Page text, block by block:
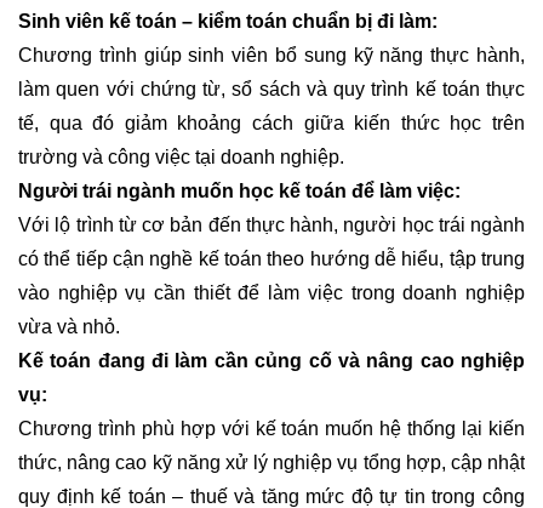
Sinh viên kế toán – kiểm toán chuẩn bị đi làm:
Chương trình giúp sinh viên bổ sung kỹ năng thực hành,
làm quen với chứng từ, sổ sách và quy trình kế toán thực
tế, qua đó giảm khoảng cách giữa kiến thức học trên
trường và công việc tại doanh nghiệp.
Người trái ngành muốn học kế toán để làm việc:
Với lộ trình từ cơ bản đến thực hành, người học trái ngành
có thể tiếp cận nghề kế toán theo hướng dễ hiểu, tập trung
vào nghiệp vụ cần thiết để làm việc trong doanh nghiệp
vừa và nhỏ.
Kế toán đang đi làm cần củng cố và nâng cao nghiệp
vụ:
Chương trình phù hợp với kế toán muốn hệ thống lại kiến
thức, nâng cao kỹ năng xử lý nghiệp vụ tổng hợp, cập nhật
quy định kế toán – thuế và tăng mức độ tự tin trong công